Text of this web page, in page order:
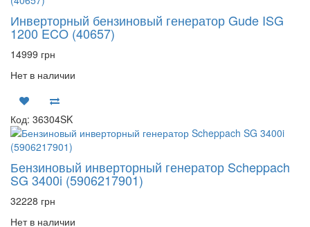
Инверторный бензиновый генератор Gude ISG
1200 ECO (40657)
14999 грн
Нет в наличии
Код: 36304SK
Бензиновый инверторный генератор Scheppach
SG 3400i (5906217901)
32228 грн
Нет в наличии